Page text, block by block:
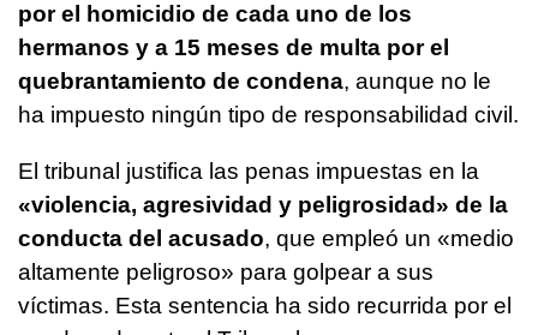
por el homicidio de cada uno de los
hermanos y a 15 meses de multa por el
quebrantamiento de condena, aunque no le
ha impuesto ningún tipo de responsabilidad civil.
El tribunal justifica las penas impuestas en la
«violencia, agresividad y peligrosidad» de la
conducta del acusado, que empleó un «medio
altamente peligroso» para golpear a sus
víctimas. Esta sentencia ha sido recurrida por el